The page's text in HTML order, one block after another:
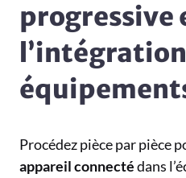
progressive
Procédez pièce par pièce
appareilconnectédans